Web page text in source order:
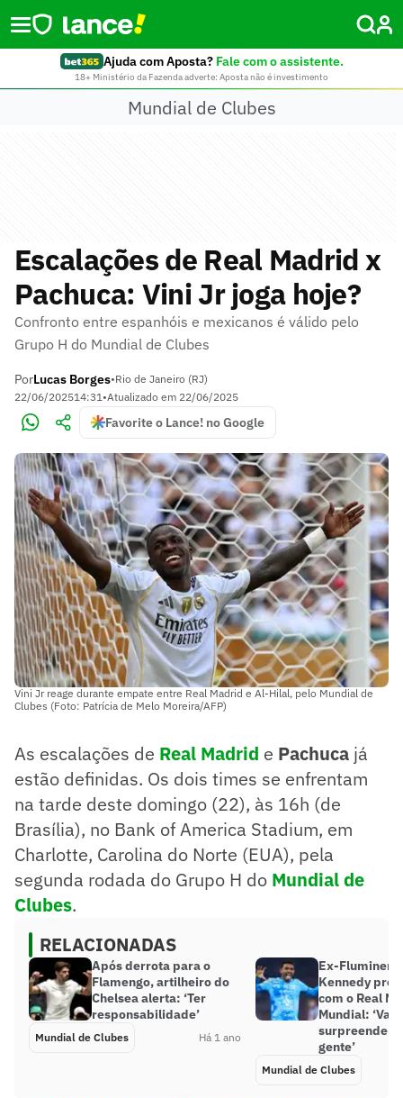
Ajuda com Aposta? Fale com o assistente.
18+ Ministério da Fazenda adverte: Aposta não é investimento
Mundial de Clubes
Escalações de Real Madrid x
Pachuca: Vini Jr joga hoje?
Confronto entre espanhóis e mexicanos é válido pelo
Grupo H do Mundial de Clubes
PorLucas Borges•Rio de Janeiro (RJ)
22/06/202514:31•Atualizado em 22/06/2025
Favorite o Lance! no Google
Vini Jr reage durante empate entre Real Madrid e Al-Hilal, pelo Mundial de
Clubes (Foto: Patrícia de Melo Moreira/AFP)
As escalações de Real Madrid e Pachuca já
estão definidas. Os dois times se enfrentam
na tarde deste domingo (22), às 16h (de
Brasília), no Bank of America Stadium, em
Charlotte, Carolina do Norte (EUA), pela
segunda rodada do Grupo H do Mundial de
Clubes.
RELACIONADAS
Após derrota para o
Flamengo, artilheiro do
Chelsea alerta: ‘Ter
responsabilidade’
Mundial de Clubes Há 1 ano
Ex-
Kennedy
com o Real
Mundial:
surpreender
gente’
Mundial de Clubes